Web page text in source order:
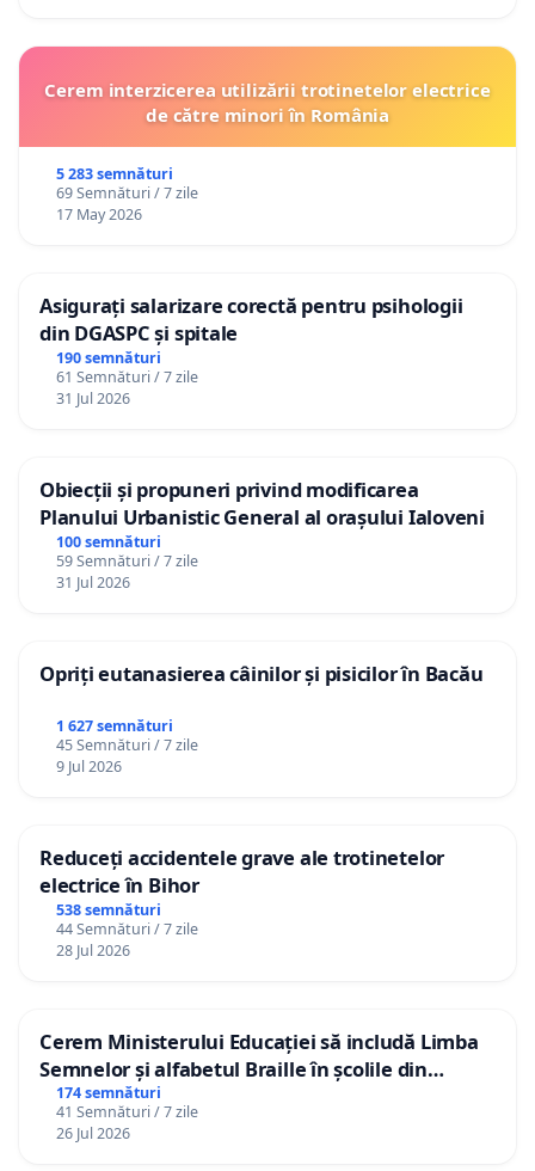
Cerem interzicerea utilizării trotinetelor electrice
de către minori în România
5 283 semnături
69 Semnături / 7 zile
17 May 2026
Asigurați salarizare corectă pentru psihologii
din DGASPC și spitale
190 semnături
61 Semnături / 7 zile
31 Jul 2026
Obiecții și propuneri privind modificarea
Planului Urbanistic General al orașului Ialoveni
100 semnături
59 Semnături / 7 zile
31 Jul 2026
Opriți eutanasierea câinilor și pisicilor în Bacău
1 627 semnături
45 Semnături / 7 zile
9 Jul 2026
Reduceți accidentele grave ale trotinetelor
electrice în Bihor
538 semnături
44 Semnături / 7 zile
28 Jul 2026
Cerem Ministerului Educației să includă Limba
Semnelor și alfabetul Braille în școlile din
Republica Moldova!
174 semnături
41 Semnături / 7 zile
26 Jul 2026